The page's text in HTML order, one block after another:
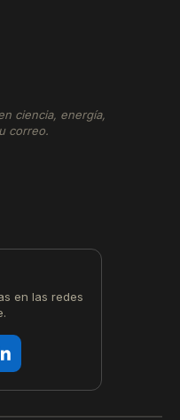
ciencia, energía,
correo.
en las redes